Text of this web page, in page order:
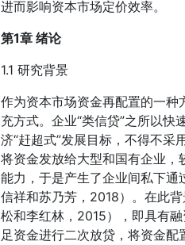
进而影响资本市场定价效率。
第1章 绪论
1.1 研究背景
作为资本市场资金再配置的一种
充方式。企业“类信贷”之所以
济“赶超式”发展目标，不得不
将资金发放给大型和国有企业
能力，于是产生了企业间私下
信祥和苏乃芳，2018）。在此
松和李红林，2015），即具有
足资金进行二次放贷，将资金配